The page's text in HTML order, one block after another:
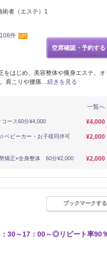
術者（エステ）1
108件 UP
空席確認・予約する
をはじめ、美容整体や痩身エステ、オ
肩こりや腰痛…続きを見る
一覧へ
コース60分¥4,000 ¥4,000
ベビーカー・お子様同伴可
¥2,000
矯正×全身整体 60分¥2,000 ¥2,000
ブックマークする
：30～17：00～◎リピート率90